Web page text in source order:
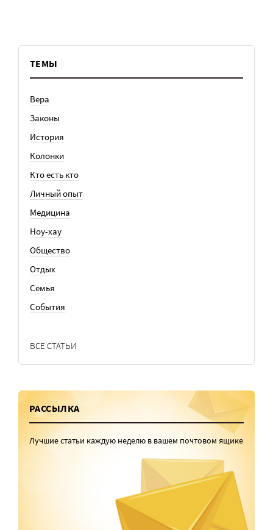
ТЕМЫ
Вера
Законы
История
Колонки
Кто есть кто
Личный опыт
Медицина
Ноу-хау
Общество
Отдых
Семья
События
ВСЕ СТАТЬИ
РАССЫЛКА
Лучшие статьи каждую неделю в вашем почтовом ящике